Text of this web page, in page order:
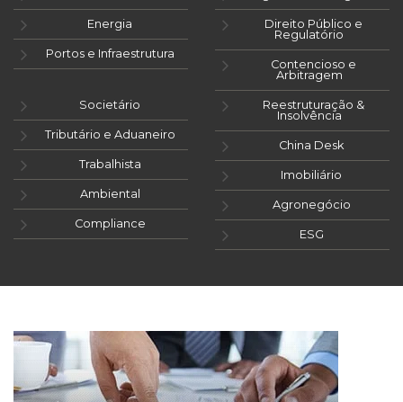
Energia
Portos e Infraestrutura
Direito Público e
Regulatório
Contencioso e
Arbitragem
Societário
Tributário e Aduaneiro
Trabalhista
Ambiental
Compliance
Reestruturação &
Insolvência
China Desk
Imobiliário
Agronegócio
ESG